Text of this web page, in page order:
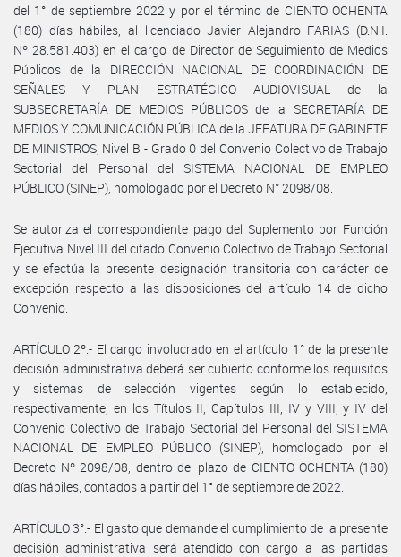
del 1° de septiembre 2022 y por el término de CIENTO OCHENTA
(180) días hábiles, al licenciado Javier Alejandro FARIAS (D.N.I.
Nº 28.581.403) en el cargo de Director de Seguimiento de Medios
Públicos de la DIRECCIÓN NACIONAL DE COORDINACIÓN DE
SEÑALES Y PLAN ESTRATÉGICO AUDIOVISUAL de la
SUBSECRETARÍA DE MEDIOS PÚBLICOS de la SECRETARÍA DE
MEDIOS Y COMUNICACIÓN PÚBLICA de la JEFATURA DE GABINETE
DE MINISTROS, Nivel B - Grado 0 del Convenio Colectivo de Trabajo
Sectorial del Personal del SISTEMA NACIONAL DE EMPLEO
PÚBLICO (SINEP), homologado por el Decreto N° 2098/08.
Se autoriza el correspondiente pago del Suplemento por Función
Ejecutiva Nivel III del citado Convenio Colectivo de Trabajo Sectorial
y se efectúa la presente designación transitoria con carácter de
excepción respecto a las disposiciones del artículo 14 de dicho
Convenio.
ARTÍCULO 2º.- El cargo involucrado en el artículo 1° de la presente
decisión administrativa deberá ser cubierto conforme los requisitos
y sistemas de selección vigentes según lo establecido,
respectivamente, en los Títulos II, Capítulos III, IV y VIII, y IV del
Convenio Colectivo de Trabajo Sectorial del Personal del SISTEMA
NACIONAL DE EMPLEO PÚBLICO (SINEP), homologado por el
Decreto Nº 2098/08, dentro del plazo de CIENTO OCHENTA (180)
días hábiles, contados a partir del 1° de septiembre de 2022.
ARTÍCULO 3°.- El gasto que demande el cumplimiento de la presente
decisión administrativa será atendido con cargo a las partidas